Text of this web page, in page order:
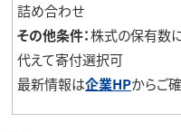
詰め合わせ
その他条件：株式の保有数
代えて寄付選択可
最新情報は企業HPからご